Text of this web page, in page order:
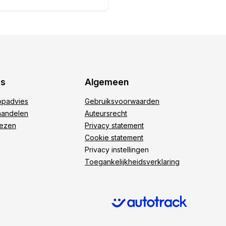
Algemeen
Gebruiksvoorwaarden
Auteursrecht
Privacy statement
Cookie statement
Privacy instellingen
Toegankelijkheidsverklaring